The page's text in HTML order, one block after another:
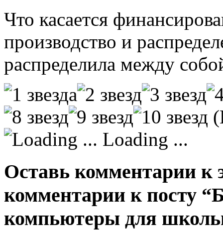
Что касается
производство и
распределила между
Loading ...
Оставь комментарии к
комментарии к посту
компьютеры для